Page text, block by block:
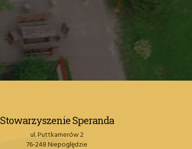
Stowarzyszenie Speranda
ul. Puttkamerów 2
76-248 Niepoględzie